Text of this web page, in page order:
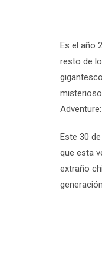
Es el año
resto de
misterioso
Este 30
que esta
extraño